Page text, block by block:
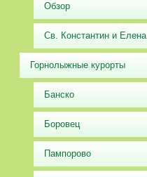
Обзор
Св. Константин и Елена
Горнолыжные курорты
Банско
Боровец
Пампорово